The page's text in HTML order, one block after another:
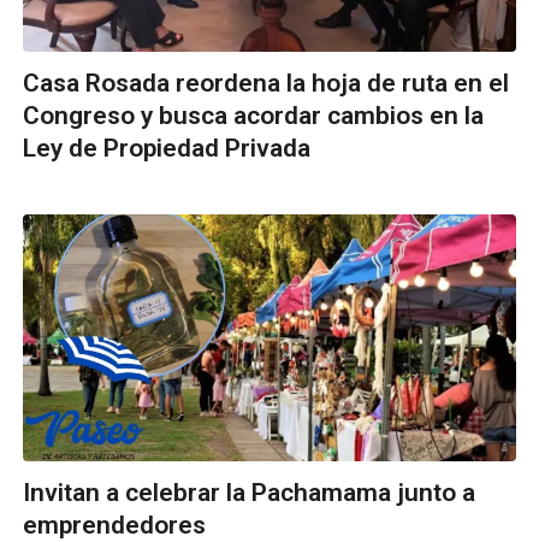
Casa Rosada reordena la hoja de ruta en el
Congreso y busca acordar cambios en la
Ley de Propiedad Privada
Invitan a celebrar la Pachamama junto a
emprendedores